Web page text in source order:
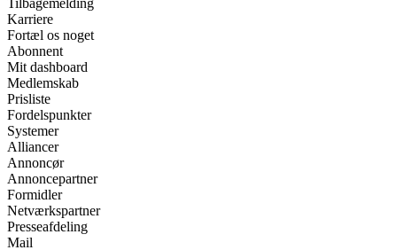
Tilbagemelding
Karriere
Fortæl os noget
Abonnent
Mit dashboard
Medlemskab
Prisliste
Fordelspunkter
Systemer
Alliancer
Annoncør
Annoncepartner
Formidler
Netværkspartner
Presseafdeling
Mail